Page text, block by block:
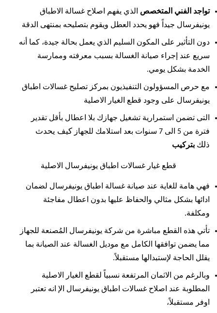
تواجد الفني المتخصص الذي يفهم اصلاح غسالة الاطباق
يونيفرسال جيداً فهو يحدد العطل ويقوم بتصليحه بمنتهى الدقة
دون التأثير على المكون السليم الذي يعمل بحالة جيدة، كما أنه
سريع عند إجراء صيانة الغسالة بسبب معرفته وممارسة
الخدمة بشكل يومي.
مع حرص المسؤولون التنفيذيون بمركز تصليح غسالات اطباق
يونيفرسال على وجود قطع الغيار الاصلية
التى تضمن استمرارية تشغيل جهازك بلا اعطال بأقل تقدير
فترة من 5 الى 7 سنوات بعد استلامك للجهاز
كيف يحدث
ذلك بتركيب
قطع غيار غسالات اطباق يونيفرسال الاصلية
فهي هامة للغاية عند صيانة غسالة اطباق يونيفرسال لضمان
ادائها بشكل مثالي والحفاظ عليها بدون اعطال مفاجئة
ومكلفة.
تأتي هذه القطع مباشرة من شركة يونيفرسال المُصنعة للجهاز
مما يضمن توافقها الكامل مع موديل الغسالة عند الصيانة بما
يقلل الحاجة لإستبدالها مستقبلاً.
وبالرغم من الاثمان المرتفعة نسبياً لقطع الغيار الاصلية
المطلوبة عند اصلاح غسالات اطباق يونيفرسال الإ انه تعتبر
اوفر مستقبلاً،